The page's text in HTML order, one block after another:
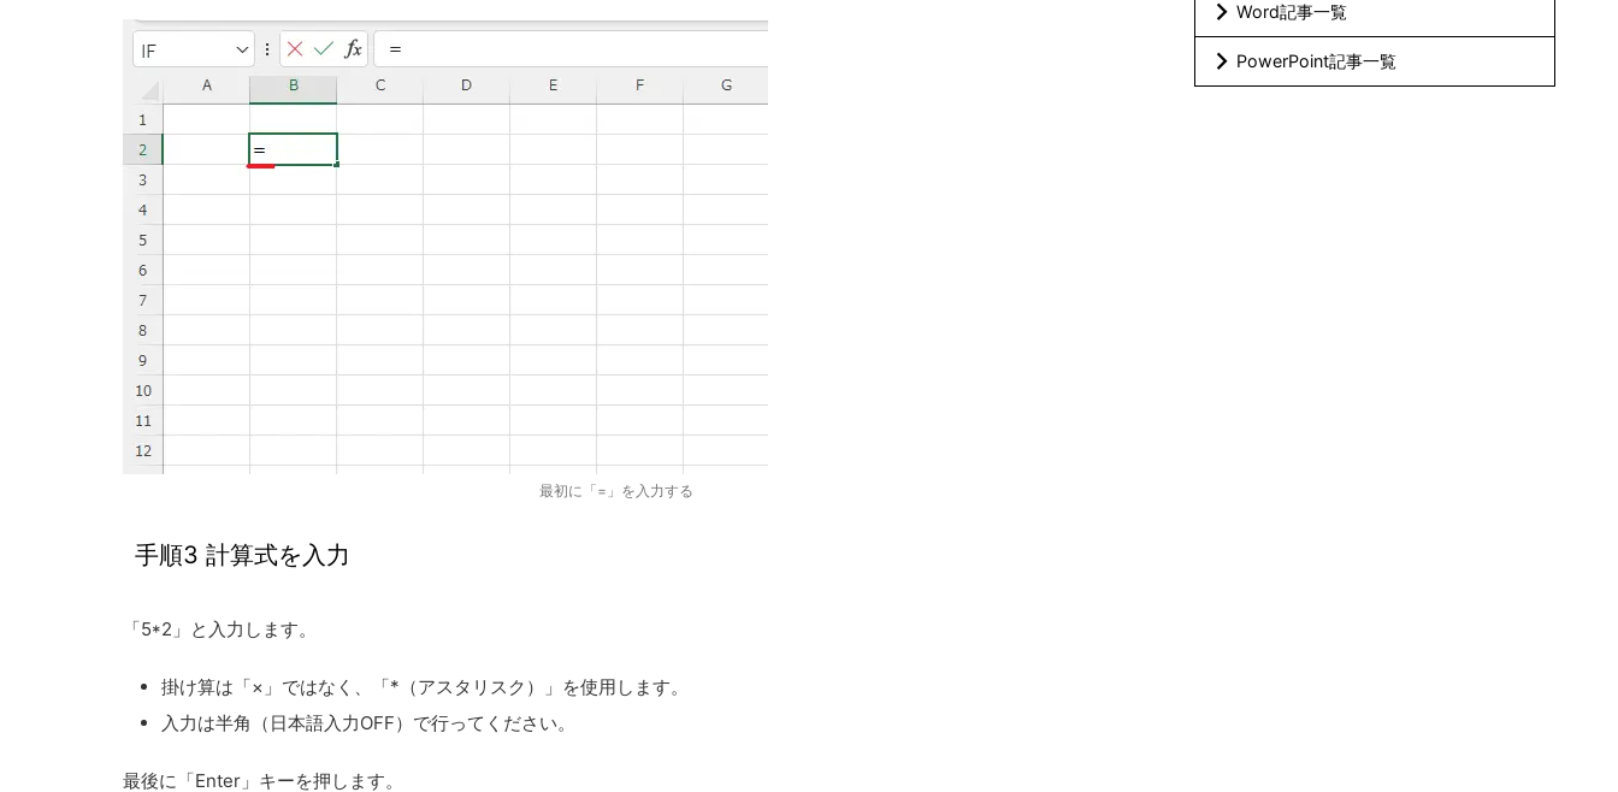
最初に「=」を入力する
手順3 計算式を入力
「5*2」と入力します。
掛け算は「×」ではなく、「*（アスタリスク）」を使用します。
入力は半角（日本語入力OFF） で行ってください。
最後に 「Enter」キーを押します。
Word記事一覧
PowerPoint記事一覧